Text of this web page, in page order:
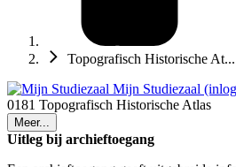
Topografisch Historische At...
Mijn Studiezaal
0181 Topografisch Historische Atlas
Meer...
Uitleg bij archieftoegang